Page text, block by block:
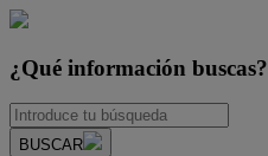
¿Qué información buscas?
BUSCAR